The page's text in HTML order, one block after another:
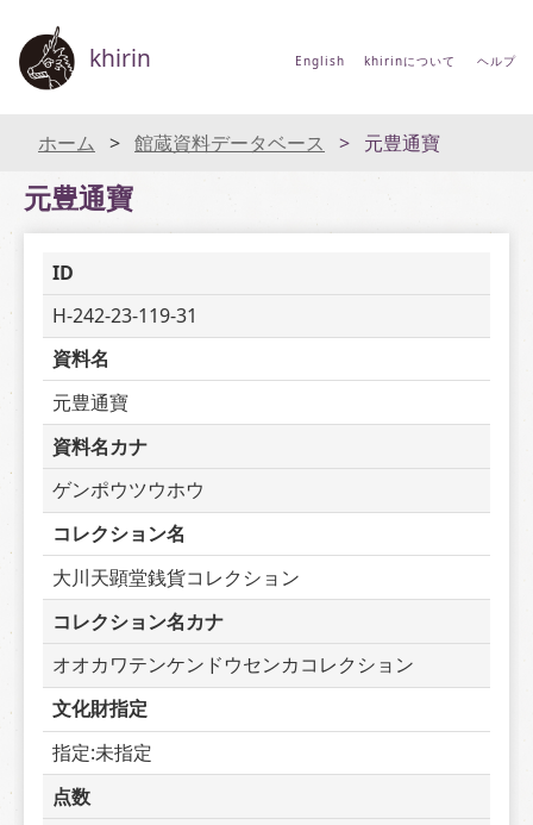
khirin English khirinについて ヘルプ
ホーム 館蔵資料データベース 元豊通寶
元豊通寶
ID
H-242-23-119-31
資料名
元豊通寶
資料名カナ
ゲンポウツウホウ
コレクション名
大川天顕堂銭貨コレクション
コレクション名カナ
オオカワテンケンドウセンカコレクション
文化財指定
指定:未指定
点数